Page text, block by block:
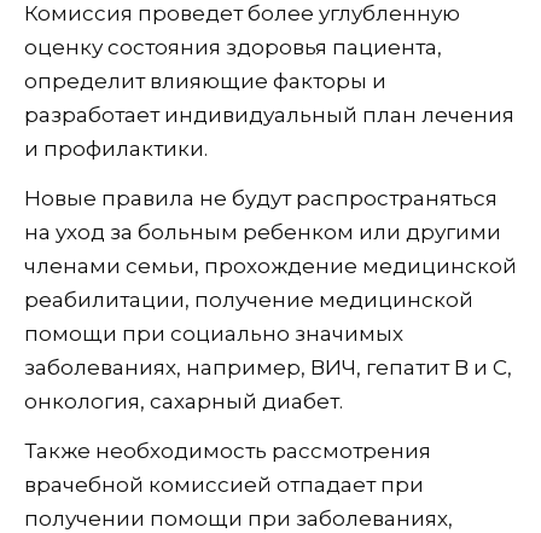
Комиссия проведет более углубленную
оценку состояния здоровья пациента,
определит влияющие факторы и
разработает индивидуальный план лечения
и профилактики.
Новые правила не будут распространяться
на уход за больным ребенком или другими
членами семьи, прохождение медицинской
реабилитации, получение медицинской
помощи при социально значимых
заболеваниях, например, ВИЧ, гепатит В и С,
онкология, сахарный диабет.
Также необходимость рассмотрения
врачебной комиссией отпадает при
получении помощи при заболеваниях,